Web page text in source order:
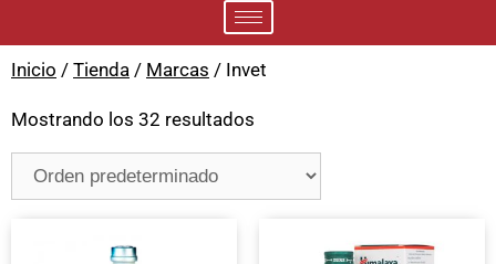
Inicio / Tienda / Marcas / Invet
Mostrando los 32 resultados